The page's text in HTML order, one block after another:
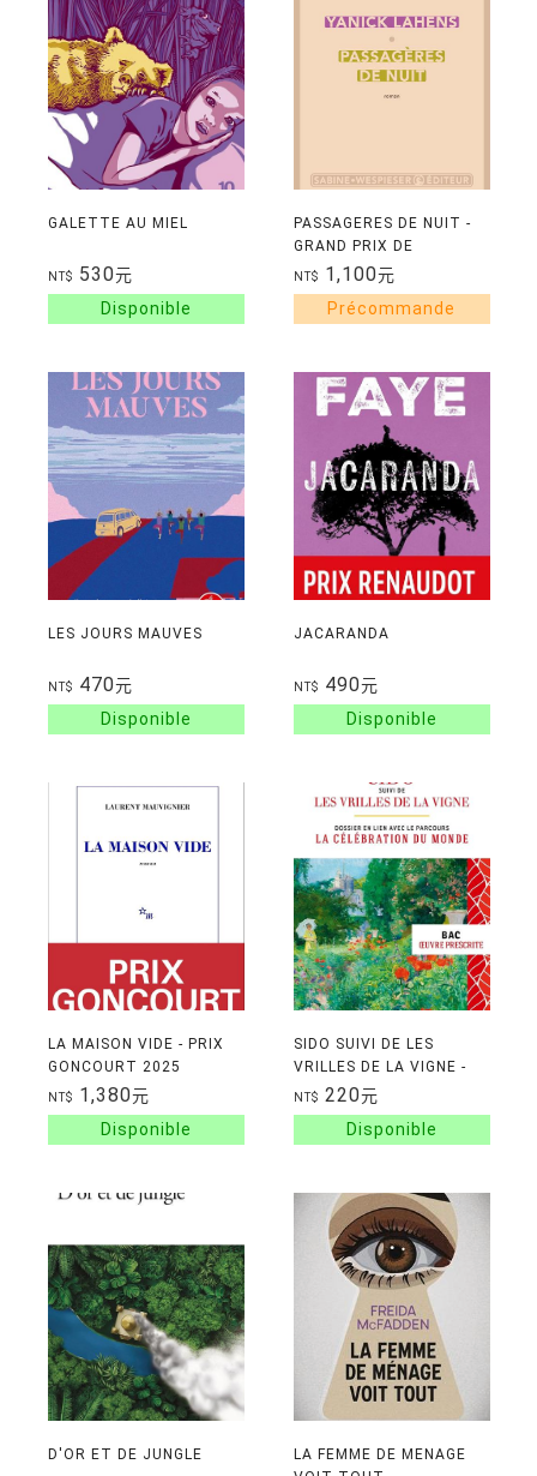
GALETTE AU MIEL
NT$ 530元
PASSAGERES DE NUIT -
GRAND PRIX DE
L'ACADEMIE FRANCAISE
2025
NT$ 1,100元
LES JOURS MAUVES
NT$ 470元
JACARANDA
NT$ 490元
LA MAISON VIDE - PRIX
GONCOURT 2025
NT$ 1,380元
SIDO SUIVI DE LES
VRILLES DE LA VIGNE -
EDITION PEDAGOGIQUE
(NOUVELLE EDITION) -
BAC 2025
NT$ 220元
D'OR ET DE JUNGLE
LA FEMME DE MENAGE